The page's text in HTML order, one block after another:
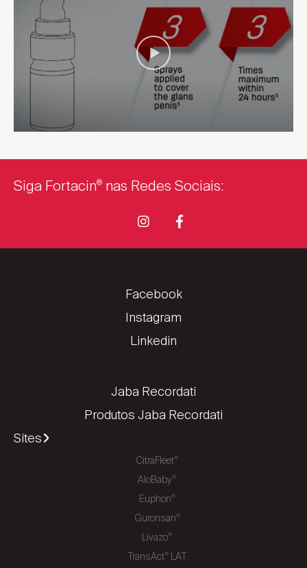
Siga Fortacin® nas Redes Sociais:
Facebook
Instagram
Linkedin
Jaba Recordati
Produtos Jaba Recordati
Sites
CitraFleet®
AloBaby®
Euphon®
Guronsan®
Livazo®
TransAct®LAT